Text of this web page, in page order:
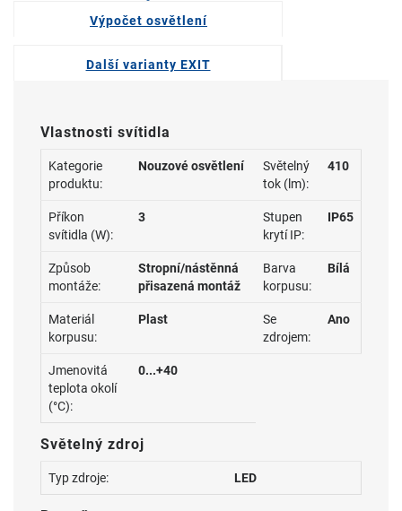
Výpočet osvětlení
Další varianty EXIT
Vlastnosti svítidla
Kategorie
produktu:
Nouzové osvětlení
Světelný
tok (lm):
410
Příkon
svítidla (W):
3
Stupen
krytí IP:
IP65
Způsob
montáže:
Stropní/nástěnná
přisazená montáž
Barva
korpusu:
Bílá
Materiál
korpusu:
Plast
Se
zdrojem:
Ano
Jmenovitá
teplota okolí
(°C):
0...+40
Světelný zdroj
Typ zdroje: LED